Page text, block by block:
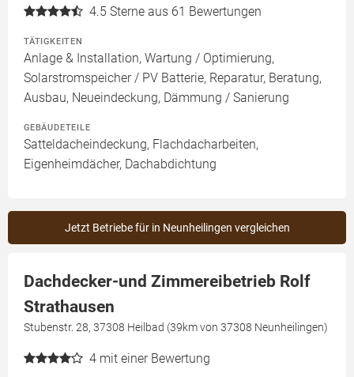
4.5 Sterne aus 61 Bewertungen
TÄTIGKEITEN
Anlage & Installation, Wartung / Optimierung,
Solarstromspeicher / PV Batterie, Reparatur, Beratung,
Ausbau, Neueindeckung, Dämmung / Sanierung
GEBÄUDETEILE
Satteldacheindeckung, Flachdacharbeiten,
Eigenheimdächer, Dachabdichtung
Jetzt Betriebe für in Neunheilingen vergleichen
Dachdecker-und Zimmereibetrieb Rolf
Strathausen
Stubenstr. 28, 37308 Heilbad (39km von 37308 Neunheilingen)
4 mit einer Bewertung